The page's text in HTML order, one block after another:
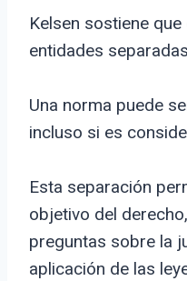
Kelsen sostiene
entidades
Una norma puede
incluso si es
Esta separación
objetivo del
preguntas sobre la
aplicación de las